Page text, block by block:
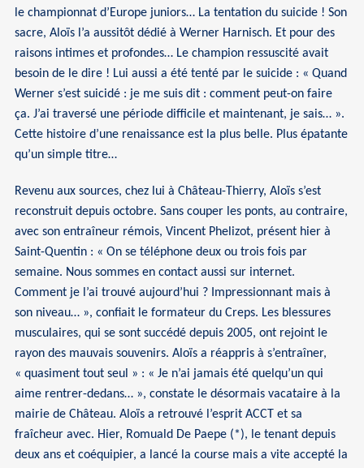
le championnat d’Europe juniors… La tentation du suicide ! Son
sacre, Aloïs l’a aussitôt dédié à Werner Harnisch. Et pour des
raisons intimes et profondes… Le champion ressuscité avait
besoin de le dire ! Lui aussi a été tenté par le suicide : « Quand
Werner s’est suicidé : je me suis dit : comment peut-on faire
ça. J’ai traversé une période difficile et maintenant, je sais… ».
Cette histoire d’une renaissance est la plus belle. Plus épatante
qu’un simple titre…
Revenu aux sources, chez lui à Château-Thierry, Aloïs s’est
reconstruit depuis octobre. Sans couper les ponts, au contraire,
avec son entraîneur rémois, Vincent Phelizot, présent hier à
Saint-Quentin : « On se téléphone deux ou trois fois par
semaine. Nous sommes en contact aussi sur internet.
Comment je l’ai trouvé aujourd’hui ? Impressionnant mais à
son niveau… », confiait le formateur du Creps. Les blessures
musculaires, qui se sont succédé depuis 2005, ont rejoint le
rayon des mauvais souvenirs. Aloïs a réappris à s’entraîner,
« quasiment tout seul » : « Je n’ai jamais été quelqu’un qui
aime rentrer-dedans… », constate le désormais vacataire à la
mairie de Château. Aloïs a retrouvé l’esprit ACCT et sa
fraîcheur avec. Hier, Romuald De Paepe (*), le tenant depuis
deux ans et coéquipier, a lancé la course mais a vite accepté la